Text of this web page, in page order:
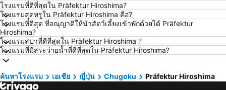
โรงแรม เขาหลัก
โรงแรม โตเกียว
โรงแรม อุดรธานี
โรงแรม ศรีราชา
โรงแรม กระบี่
โรงแรม นครนายก
โรงแรม นครพนม
โรงแรม เกาะฟุก๊ว
โรงแรม เกาะเต่า
โรงแรม มัลดีฟส์
โรงแรมที่ดีที่สุดใน Präfektur Hiroshima?
โรงแรมสุดหรูใน Präfektur Hiroshima คือ?
โรงแรมที่ดีสุด ที่อณุญาติให้นำสัตว์เลี้ยงเข้าพักด้วยได้ Präfektur
Hiroshima?
โรงแรมสปาที่ดีที่สุดใน Präfektur Hiroshima ?
โรงแรมที่มีสระว่ายน้ำที่ดีที่สุดใน Präfektur Hiroshima?
ค้นหาโรงแรม เอเชีย ญี่ปุ่น Chugoku Präfektur Hiroshima